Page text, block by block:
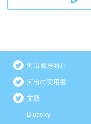
河出書房新社
河出の実用書
文藝
Bluesky